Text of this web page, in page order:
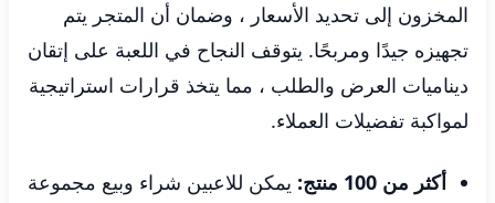
المخزون إلى تحديد الأسعار ، وضمان أن المتجر يتم
تجهيزه جيدًا ومربحًا. يتوقف النجاح في اللعبة على إتقان
ديناميات العرض والطلب ، مما يتخذ قرارات استراتيجية
لمواكبة تفضيلات العملاء.
أكثر من 100 منتج:
يمكن للاعبين شراء وبيع مجموعة